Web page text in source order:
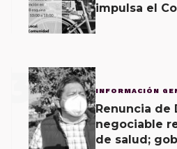
impulsa el
3 INFORMACIÓN
Renuncia de
negociable
de salud;